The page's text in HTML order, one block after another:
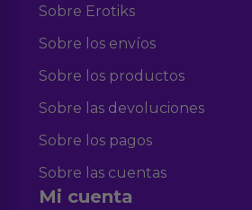
Sobre Erotiks
Sobre los envíos
Sobre los productos
Sobre las devoluciones
Sobre los pagos
Sobre las cuentas
Mi cuenta